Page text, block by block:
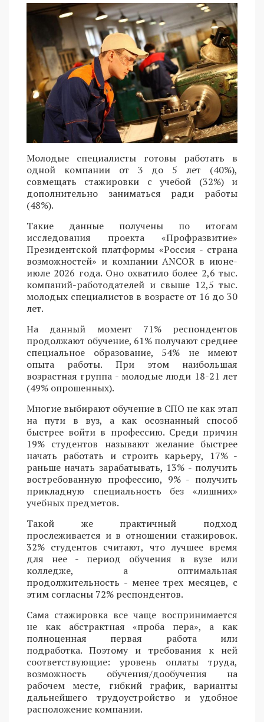
Молодые специалисты готовы работать в
одной компании от 3 до 5 лет (40%),
совмещать стажировки с учебой (32%) и
дополнительно заниматься ради работы
(48%).
Такие данные получены по итогам
исследования проекта «Профразвитие»
Президентской платформы «Россия - страна
возможностей» и компании ANCOR в июне-
июле 2026 года. Оно охватило более 2,6 тыс.
компаний-работодателей и свыше 12,5 тыс.
молодых специалистов в возрасте от 16 до 30
лет.
На данный момент 71% респондентов
продолжают обучение, 61% получают среднее
специальное образование, 54% не имеют
опыта работы. При этом наибольшая
возрастная группа - молодые люди 18-21 лет
(49% опрошенных).
Многие выбирают обучение в СПО не как этап
на пути в вуз, а как осознанный способ
быстрее войти в профессию. Среди причин
19% студентов называют желание быстрее
начать работать и строить карьеру, 17% -
раньше начать зарабатывать, 13% - получить
востребованную профессию, 9% - получить
прикладную специальность без «лишних»
учебных предметов.
Такой же практичный подход
прослеживается и в отношении стажировок.
32% студентов считают, что лучшее время
для нее - период обучения в вузе или
колледже, а оптимальная
продолжительность - менее трех месяцев, с
этим согласны 72% респондентов.
Сама стажировка все чаще воспринимается
не как абстрактная «проба пера», а как
полноценная первая работа или
подработка. Поэтому и требования к ней
соответствующие: уровень оплаты труда,
возможность обучения/дообучения на
рабочем месте, гибкий график, варианты
дальнейшего трудоустройство и удобное
расположение компании.